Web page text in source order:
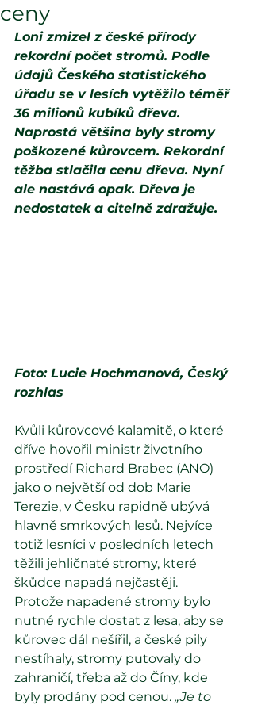
ceny
Loni zmizel z české přírody
rekordní počet stromů. Podle
údajů Českého statistického
úřadu se v lesích vytěžilo téměř
36 milionů kubíků dřeva.
Naprostá většina byly stromy
poškozené kůrovcem. Rekordní
těžba stlačila cenu dřeva. Nyní
ale nastává opak. Dřeva je
nedostatek a citelně zdražuje.
Foto: Lucie Hochmanová, Český
rozhlas
Kvůli kůrovcové kalamitě, o které
dříve hovořil ministr životního
prostředí Richard Brabec (ANO)
jako o největší od dob Marie
Terezie, v Česku rapidně ubývá
hlavně smrkových lesů. Nejvíce
totiž lesníci v posledních letech
těžili jehličnaté stromy, které
škůdce napadá nejčastěji.
Protože napadené stromy bylo
nutné rychle dostat z lesa, aby se
kůrovec dál nešířil, a české pily
nestíhaly, stromy putovaly do
zahraničí, třeba až do Číny, kde
byly prodány pod cenou. „Je to